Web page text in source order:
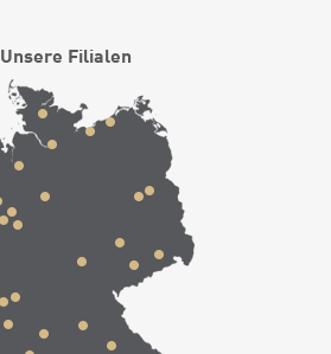
Unsere Filialen